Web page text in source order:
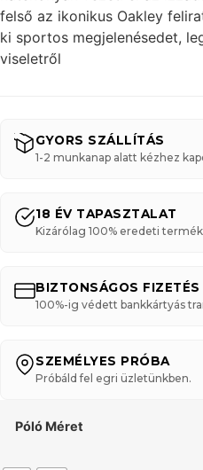
felső az ikonikus Oakley
ki sportos megjelenésedet,
viseletről
GYORS SZÁLLÍTÁS
1-2 munkanap alatt kézhez
18 ÉV TAPASZTALAT
Kizárólag 100% eredeti
BIZTONSÁGOS FIZETÉS
100%-ig védett bankkártyás
SZEMÉLYES PRÓBA
Próbáld fel egri üzletünkben.
Póló Méret